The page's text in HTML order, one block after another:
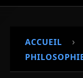
ACCUEIL ›